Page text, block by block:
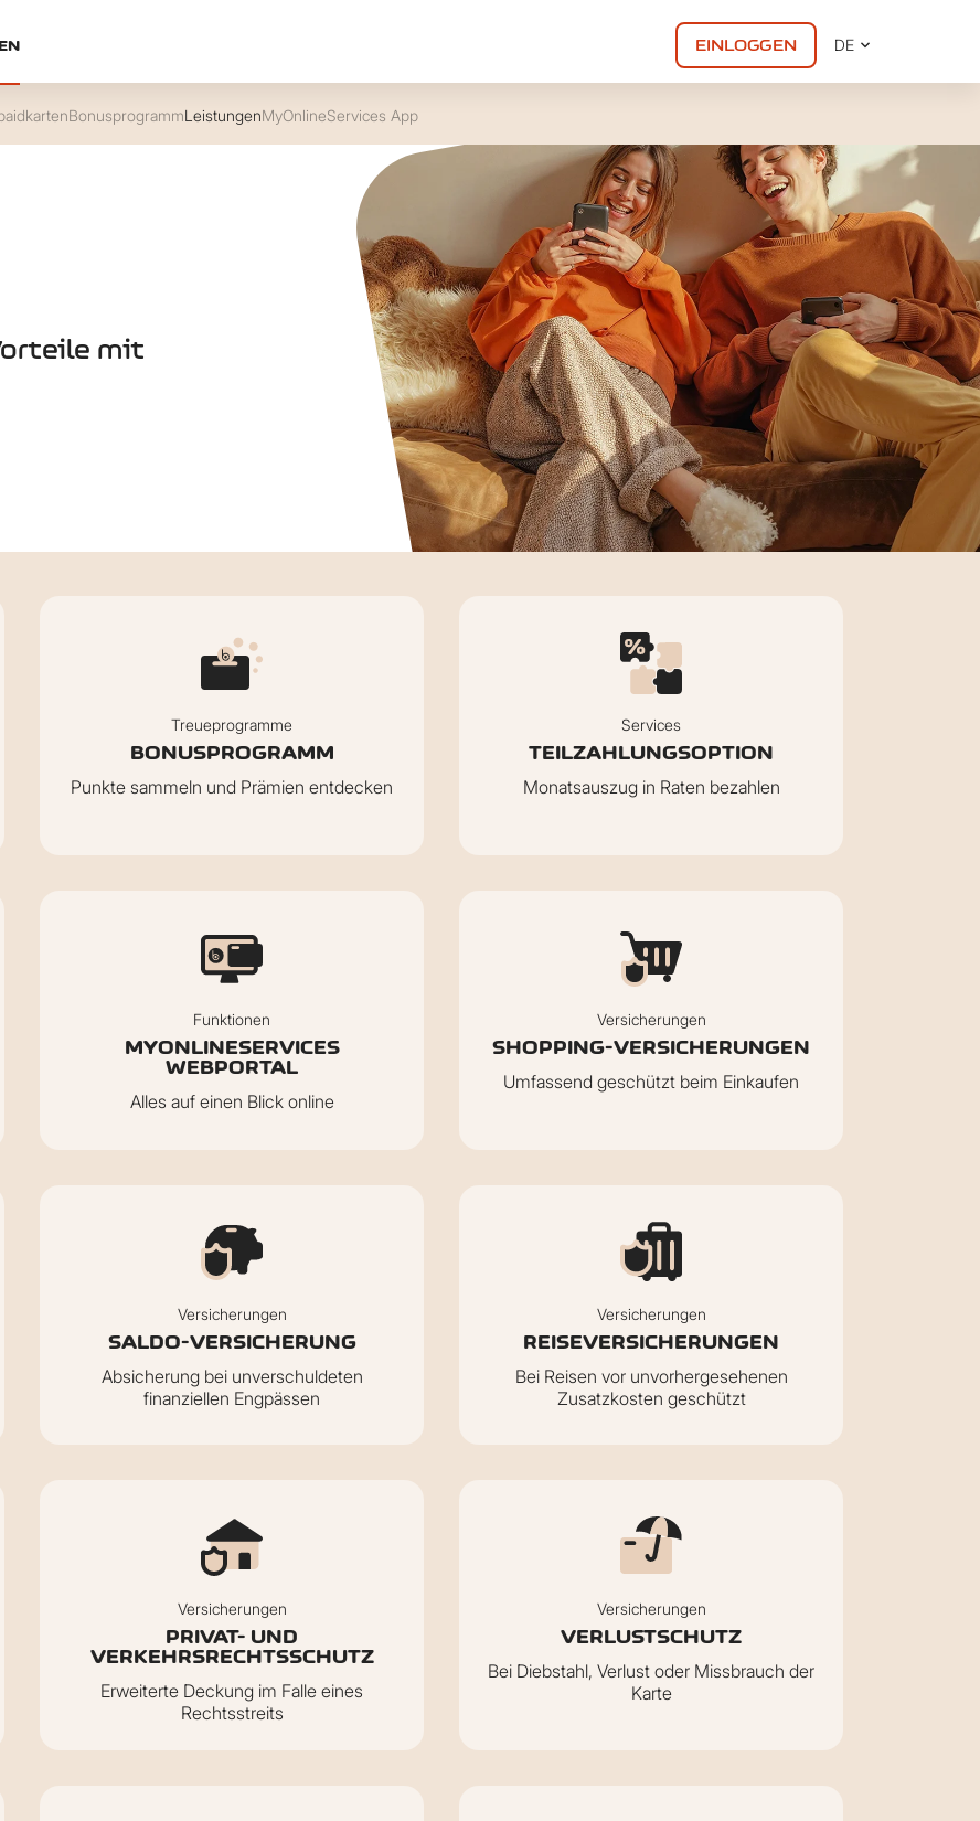
mit
Treueprogramme
BONUSPROGRAMM
Punkte sammeln und Prämien entdecken
Services
TEILZAHLUNGSOPTION
Monatsauszug in Raten bezahlen
Funktionen
MYONLINESERVICES
WEBPORTAL
Alles auf einen Blick online
Versicherungen
SHOPPING-VERSICHERUNGEN
Umfassend geschützt beim Einkaufen
Versicherungen
SALDO-VERSICHERUNG
Absicherung bei unverschuldeten
finanziellen Engpässen
Versicherungen
REISEVERSICHERUNGEN
Bei Reisen vor unvorhergesehenen
Zusatzkosten geschützt
Versicherungen
PRIVAT- UND
VERKEHRSRECHTSSCHUTZ
Erweiterte Deckung im Falle eines
Rechtsstreits
Versicherungen
VERLUSTSCHUTZ
Bei Diebstahl, Verlust oder Missbrauch der
Karte
BonusprogrammLeistungenMyOnlineServices App
EINLOGGEN DE